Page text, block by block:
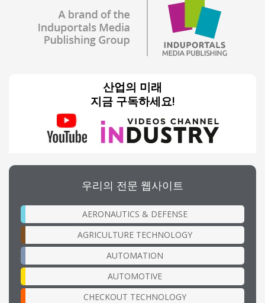
산업의 미래
지금 구독하세요!
우리의 전문 웹사이트
AERONAUTICS & DEFENSE
AGRICULTURE TECHNOLOGY
AUTOMATION
AUTOMOTIVE
CHECKOUT TECHNOLOGY